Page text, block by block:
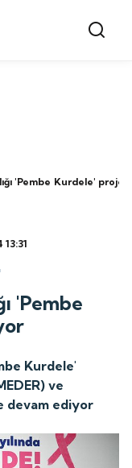
'Pembe Kurdele'
13:31
'Pembe
Kurdele'
ve
devam ediyor